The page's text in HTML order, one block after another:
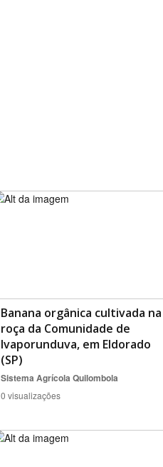
Banana orgânica cultivada na
roça da Comunidade de
Ivaporunduva, em Eldorado
(SP)
Sistema Agrícola Quilombola
0 visualizações